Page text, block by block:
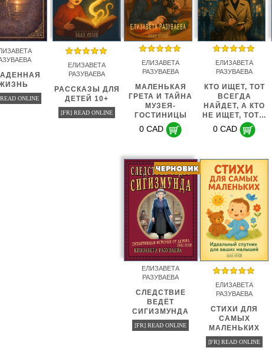
ONLINE
ЕЛИЗАВЕТА
РАЗУВАЕВА
РАССКАЗЫ ДЛЯ
ДЕТЕЙ 10+
[FR] READ ONLINE
ЕЛИЗАВЕТА
РАЗУВАЕВА
МАЛЕНЬКАЯ
ГРЕТА И ТАЙНА
МУЗЕЯ-
ГОСТИНИЦЫ
0 CAD
ЕЛИЗАВЕТА
РАЗУВАЕВА
КТО ИЩЕТ, ТОТ
ВСЕГДА
НАЙДЕТ, А КТО
НЕ ИЩЕТ, ТОТ…
0 CAD
ЕЛИЗАВЕТА
РАЗУВАЕВА
СЛЕДСТВИЕ
ВЕДЁТ
СИГИЗМУНДА
[FR] READ ONLINE
ЕЛИЗАВЕТА
РАЗУВАЕВА
СТИХИ ДЛЯ
САМЫХ
МАЛЕНЬКИХ
[FR] READ ONLINE